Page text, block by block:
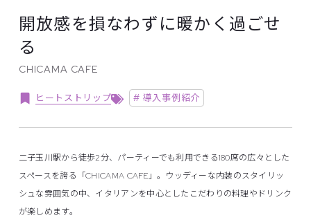
開放感を損なわずに暖かく過ごせ
る
CHICAMA CAFE
ヒートストリップ # 導入事例紹介
二子玉川駅から徒歩2分、パーティーでも利用できる180席の広々とした
スペースを誇る「CHICAMA CAFE」。ウッディーな内装のスタイリッ
シュな雰囲気の中、イタリアンを中心としたこだわりの料理やドリンク
が楽しめます。